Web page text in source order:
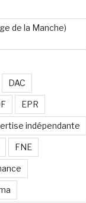
de la Manche)
DAC
EPR
indépendante
FNE